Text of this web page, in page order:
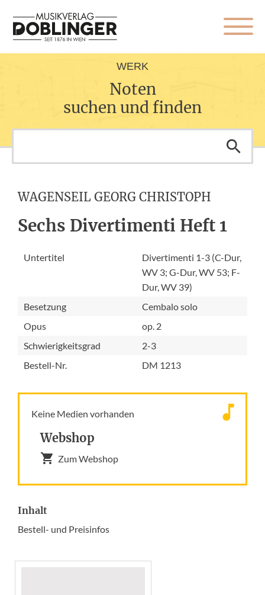
WERK
Noten
suchen und finden
WAGENSEIL GEORG CHRISTOPH
Sechs Divertimenti Heft 1
Untertitel
Divertimenti 1-3 (C-Dur,
WV 3; G-Dur, WV 53; F-
Dur, WV 39)
Besetzung
Cembalo solo
Opus
op. 2
Schwierigkeitsgrad
2-3
Bestell-Nr.
DM 1213
Keine Medien vorhanden
Webshop
Zum Webshop
Inhalt
Bestell- und Preisinfos